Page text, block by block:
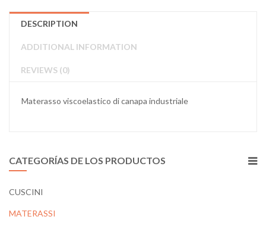
DESCRIPTION
ADDITIONAL INFORMATION
REVIEWS (0)
Materasso viscoelastico di canapa industriale
CATEGORÍAS DE LOS PRODUCTOS
CUSCINI
MATERASSI